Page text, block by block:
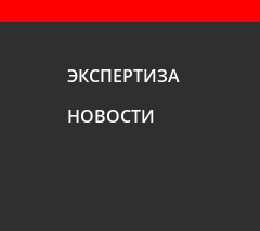
ЭКСПЕРТИЗА
НОВОСТИ